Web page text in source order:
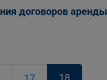
договоров аренды
18